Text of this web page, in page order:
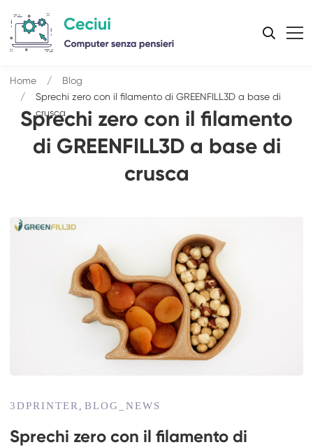
Sprechi zero con il filamento
di GREENFILL3D a base di
crusca
Home
Blog
Sprechi zero con il filamento di GREENFILL3D a base di
crusca
3DPRINTER ,BLOG_NEWS
Sprechi zero con il filamento di